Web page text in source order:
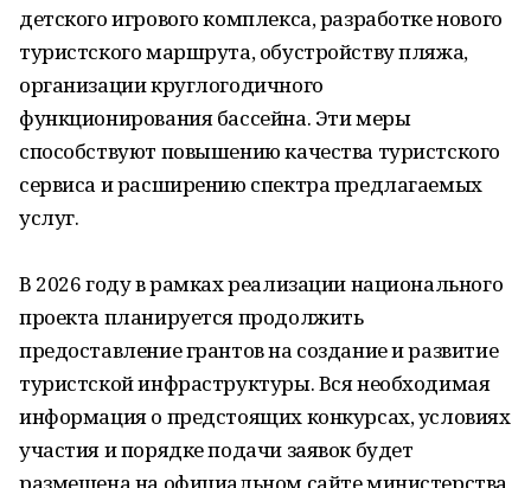
детского игрового комплекса, разработке нового
туристского маршрута, обустройству пляжа,
организации круглогодичного
функционирования бассейна. Эти меры
способствуют повышению качества туристского
сервиса и расширению спектра предлагаемых
услуг.
В 2026 году в рамках реализации национального
проекта планируется продолжить
предоставление грантов на создание и развитие
туристской инфраструктуры. Вся необходимая
информация о предстоящих конкурсах, условиях
участия и порядке подачи заявок будет